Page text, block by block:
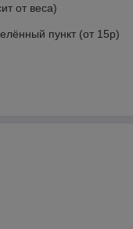
от веса)
пункт (от 15р)